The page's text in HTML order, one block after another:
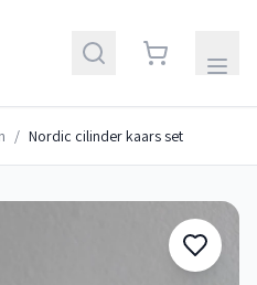
/ Nordic cilinder kaars set